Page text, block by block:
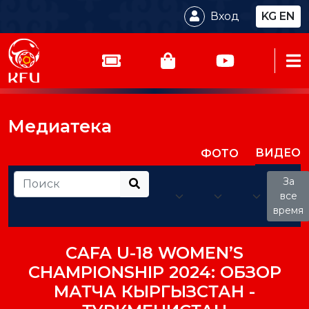
Вход KG EN
Медиатека
ФОТО ВИДЕО
За
все
время
CAFA U-18 WOMEN’S
CHAMPIONSHIP 2024: ОБЗОР
МАТЧА КЫРГЫЗСТАН -